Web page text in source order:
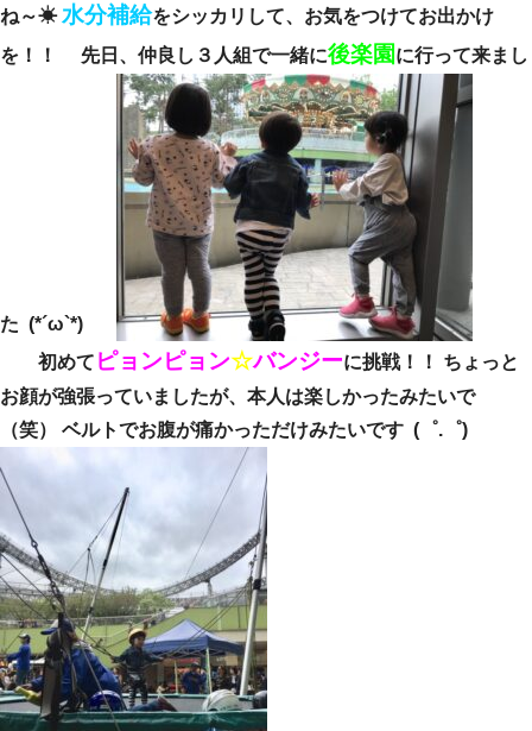
ね～☀水分補給をシッカリして、お気をつけてお出かけ
を！！ 先日、仲良し３人組で一緒に後楽園 に行って来まし
た (*´ω`*)
初めて ピョンピョン☆バンジーに挑戦！！ ちょっと
お顔が強張っていましたが、本人は楽しかったみたいで
（笑） ベルトでお腹が痛かっただけみたいです (゜.゜)